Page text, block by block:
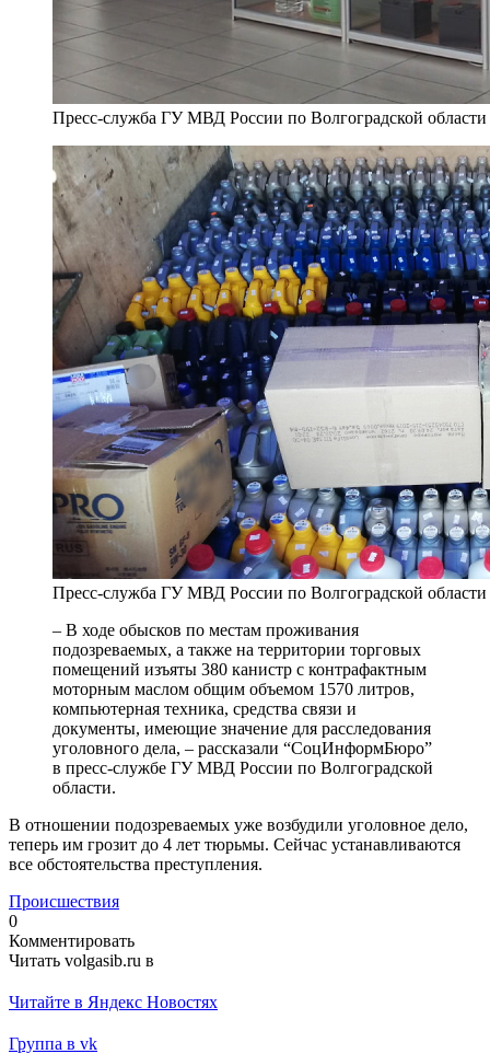
Пресс-служба ГУ МВД России по Волгоградской области
Пресс-служба ГУ МВД России по Волгоградской области
– В ходе обысков по местам проживания
подозреваемых, а также на территории торговых
помещений изъяты 380 канистр с контрафактным
моторным маслом общим объемом 1570 литров,
компьютерная техника, средства связи и
документы, имеющие значение для расследования
уголовного дела, – рассказали “СоцИнформБюро”
в пресс-службе ГУ МВД России по Волгоградской
области.
В отношении подозреваемых уже возбудили уголовное дело,
теперь им грозит до 4 лет тюрьмы. Сейчас устанавливаются
все обстоятельства преступления.
Происшествия
0
Комментировать
Читать volgasib.ru в
Читайте в Яндекс Новостях
Группа в vk